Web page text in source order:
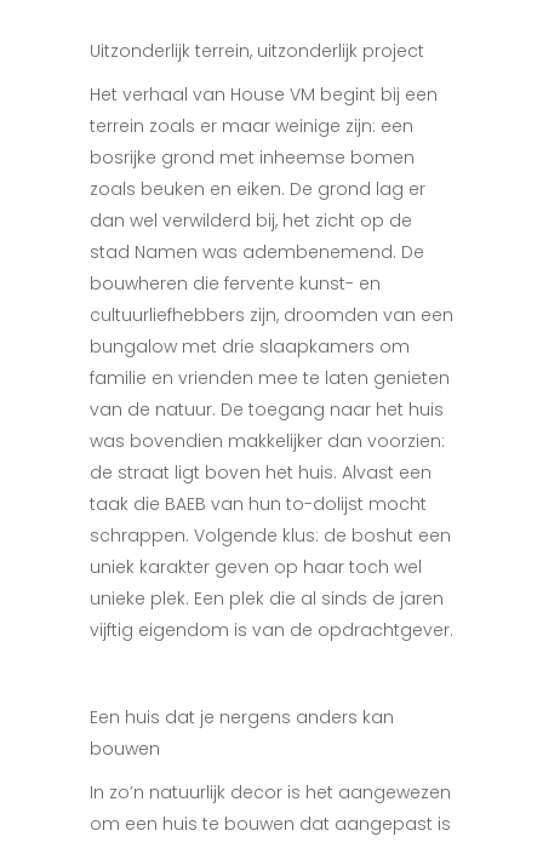
Uitzonderlijk terrein, uitzonderlijk project
Het verhaal van House VM begint bij een
terrein zoals er maar weinige zijn: een
bosrijke grond met inheemse bomen
zoals beuken en eiken. De grond lag er
dan wel verwilderd bij, het zicht op de
stad Namen was adembenemend. De
bouwheren die fervente kunst- en
cultuurliefhebbers zijn, droomden van een
bungalow met drie slaapkamers om
familie en vrienden mee te laten genieten
van de natuur. De toegang naar het huis
was bovendien makkelijker dan voorzien:
de straat ligt boven het huis. Alvast een
taak die BAEB van hun to-dolijst mocht
schrappen. Volgende klus: de boshut een
uniek karakter geven op haar toch wel
unieke plek. Een plek die al sinds de jaren
vijftig eigendom is van de opdrachtgever.
Een huis dat je nergens anders kan
bouwen
In zo’n natuurlijk decor is het aangewezen
om een huis te bouwen dat aangepast is